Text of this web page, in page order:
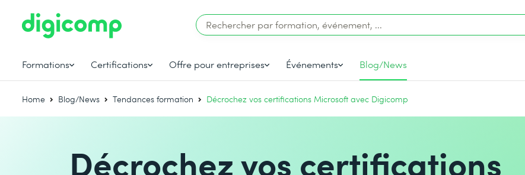
Formations Certifications Offre pour entreprises Événements Blog/News
Home Blog/News Tendances formation Décrochez vos certifications Microsoft avec Digicomp
Décrochez vos certifications